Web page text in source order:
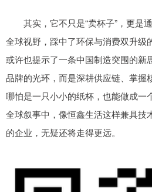
其实，它不只是“卖杯子”，更是
全球视野，踩中了环保与消费双升级
或许也提示了一条中国制造突围的新
品牌的光环，而是深耕供应链、掌握
哪怕是一只小小的纸杯，也能做成一
全球叙事中，像恒鑫生活这样兼具技
的企业，无疑还将走得更远。